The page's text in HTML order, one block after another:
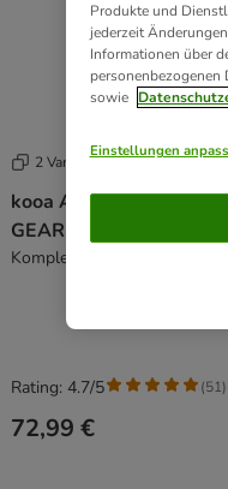
2 Varianten
kooa Akku-
GEAR 3S
Komplettset
72,99 €
Rating: 4.7/5 (51)
Produkte und
jederzeit
Informationen über
personenbezogenen
sowie
Einstellungen